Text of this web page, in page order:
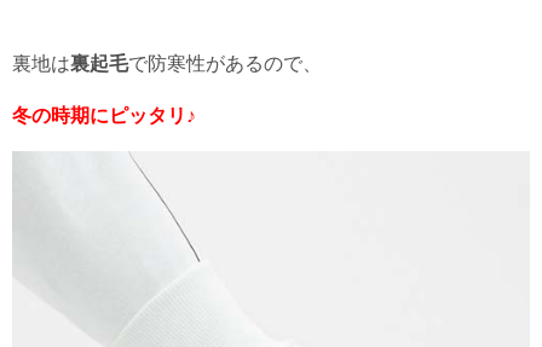
裏地は裏起毛で防寒性があるので、
冬の時期にピッタリ♪